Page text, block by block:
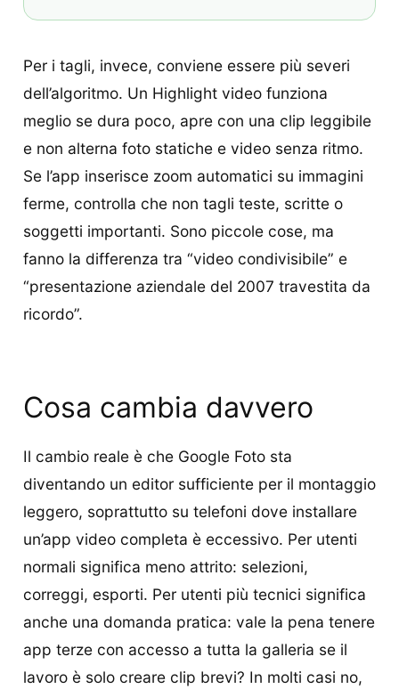
Per i tagli, invece, conviene essere più severi
dell’algoritmo. Un Highlight video funziona
meglio se dura poco, apre con una clip leggibile
e non alterna foto statiche e video senza ritmo.
Se l’app inserisce zoom automatici su immagini
ferme, controlla che non tagli teste, scritte o
soggetti importanti. Sono piccole cose, ma
fanno la differenza tra “video condivisibile” e
“presentazione aziendale del 2007 travestita da
ricordo”.
Cosa cambia davvero
Il cambio reale è che Google Foto sta
diventando un editor sufficiente per il montaggio
leggero, soprattutto su telefoni dove installare
un’app video completa è eccessivo. Per utenti
normali significa meno attrito: selezioni,
correggi, esporti. Per utenti più tecnici significa
anche una domanda pratica: vale la pena tenere
app terze con accesso a tutta la galleria se il
lavoro è solo creare clip brevi? In molti casi no,